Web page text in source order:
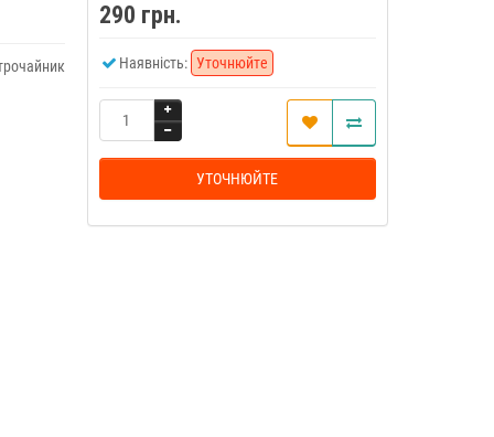
290 грн.
Наявність: Уточнюйте
УТОЧНЮЙТЕ